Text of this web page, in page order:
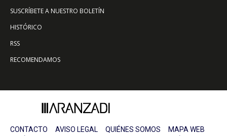
SUSCRÍBETE A NUESTRO BOLETÍN
HISTÓRICO
RSS
RECOMENDAMOS
CONTACTO AVISO LEGAL QUIÉNES SOMOS MAPA WEB